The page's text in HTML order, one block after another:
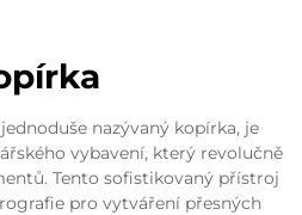
nazývaný kopírka, je
vybavení, který revolučně
Tento sofistikovaný přístroj
pro vytváření přesných